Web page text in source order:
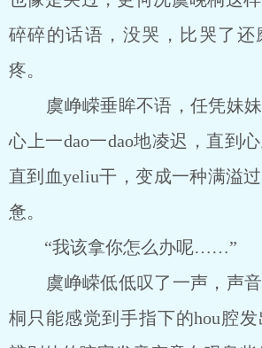
碎碎的话语，没哭，比哭了还
疼。
虞峥嵘垂眸不语，任凭妹妹
心上一dao一dao地凌迟，直到
直到血yeliu干，变成一种满溢
惫。
“我该拿你怎么办呢……”
虞峥嵘低低叹了一声，声音
桐只能感觉到手指下的hou腔